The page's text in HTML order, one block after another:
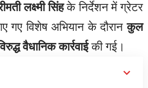
लक्ष्मी सिंहके निर्देशन में ग्रेटर
गए विशेष अभियान के दौरानकुल
वैधानिक कार्रवाईकी गई।